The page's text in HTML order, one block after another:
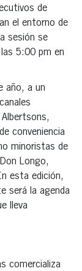
de
el entorno de
sesión se
5:00 pm en
año, a un
conveniencia
minoristas de
Longo,
esta edición,
será la agenda
lleva
comercializa